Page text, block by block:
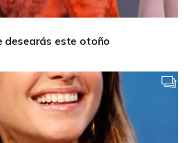
desearás este otoño